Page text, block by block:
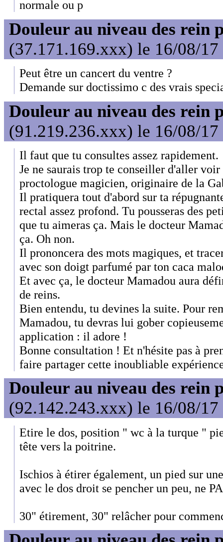
normale ou p
Douleur au niveau des rein
(37.171.169.xxx) le 16/08/17
Peut être un cancert du ventre ?
Demande sur doctissimo c des vrais
Douleur au niveau des rein
(91.219.236.xxx) le 16/08/17
Il faut que tu consultes assez rapidement.
Je ne saurais trop te conseiller d'aller
proctologue magicien, originaire de la
Il pratiquera tout d'abord sur ta
rectal assez profond. Tu pousseras des
que tu aimeras ça. Mais le docteur
ça. Oh non.
Il prononcera des mots magiques, et
avec son doigt parfumé par ton caca
Et avec ça, le docteur Mamadou aura
de reins.
Bien entendu, tu devines la suite. Pour
Mamadou, tu devras lui gober
application : il adore !
Bonne consultation ! Et n'hésite pas à
faire partager cette inoubliable
Douleur au niveau des rein
(92.142.243.xxx) le 16/08/17
Etire le dos, position " wc à la turque "
tête vers la poitrine.
Ischios à étirer également, un pied sur
avec le dos droit se pencher un peu, ne
30" étirement, 30" relâcher pour